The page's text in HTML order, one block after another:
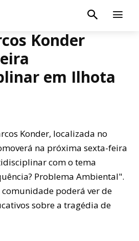
Konder
em Ilhota
Konder, localizada no
na próxima sexta-feira
com o tema
Problema Ambiental".
poderá ver de
sobre a tragédia de